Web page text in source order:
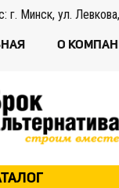
г. Минск, ул.
О